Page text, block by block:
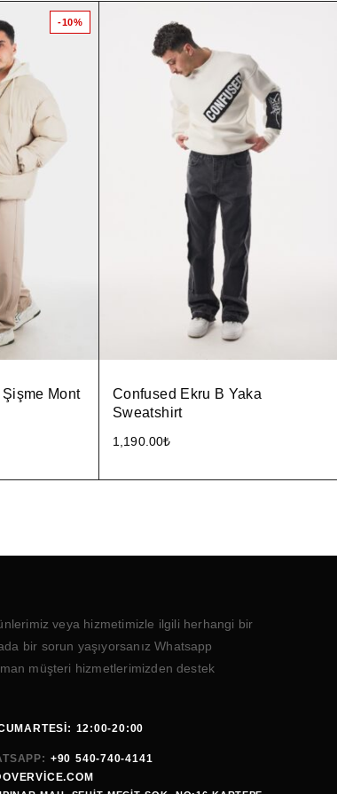
-10%
Şişme Mont
Confused Ekru B Yaka
Sweatshirt
1,190.00₺
veya hizmetimizle ilgili herhangi bir
bir sorun yaşıyorsanız Whatsapp
müşteri hizmetlerimizden destek
12:00-20:00
+90 540-740-4141